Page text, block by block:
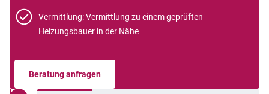
Vermittlung: Vermittlung zu einem geprüften
Heizungsbauer in der Nähe
Beratung anfragen